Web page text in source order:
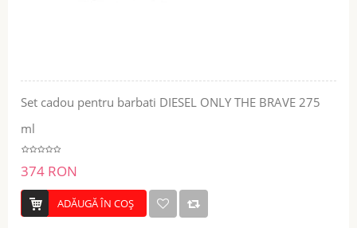
Set cadou pentru barbati DIESEL ONLY THE BRAVE 275
ml
374 RON
ADĂUGĂ ÎN COŞ